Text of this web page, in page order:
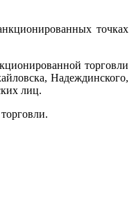
точках
торговли
Надеждинского,
лиц.